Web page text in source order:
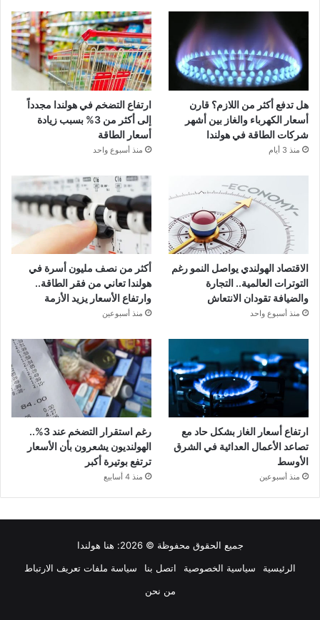
هل تدفع أكثر من اللازم؟ قارن
أسعار الكهرباء والغاز بين أشهر
شركات الطاقة في هولندا
منذ 3 أيام
ارتفاع التضخم في هولندا مجدداً
إلى أكثر من 3% بسبب زيادة
أسعار الطاقة
منذ أسبوع واحد
الاقتصاد الهولندي يواصل النمو رغم
التوترات العالمية.. التجارة
والضيافة تقودان الانتعاش
منذ أسبوع واحد
أكثر من نصف مليون أسرة في
هولندا تعاني من فقر الطاقة..
وارتفاع الأسعار يزيد الأزمة
منذ أسبوعين
ارتفاع أسعار الغاز بشكل حاد مع
تصاعد الأعمال العدائية في الشرق
الأوسط
منذ أسبوعين
رغم استقرار التضخم عند 3%..
الهولنديون يشعرون بأن الأسعار
ترتفع بوتيرة أكبر
منذ 4 أسابيع
جميع الحقوق محفوظة © 2026:
هنا هولندا
الرئيسية
سياسية الخصوصية اتصل بنا
سياسة ملفات تعريف الارتباط
من نحن